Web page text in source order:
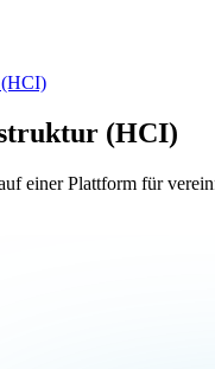
(HCI)
(HCI)
einer Plattform für